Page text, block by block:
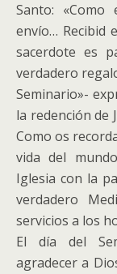
Santo:
envío… Recibid
sacerdote es
verdadero
Seminario»-
la redención de
Como os
vida del
Iglesia con la
verdadero
servicios a los
El día del
agradecer a